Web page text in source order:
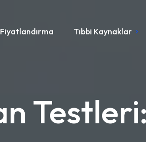
Fiyatlandırma Tıbbi Kaynaklar